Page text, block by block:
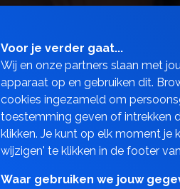
Voor je verder gaat...
Wij en onze partners slaan met
apparaat op en gebruiken dit.
cookies ingezameld om
toestemming geven of intrekken
klikken. Je kunt op elk moment je
wijzigen' te klikken in de footer
Waar gebruiken we jouw